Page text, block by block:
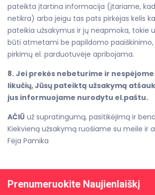
pateikta įtartina informacija (įtariame,
netikra) arba jeigu tas pats pirkėjas kelis
pateikia užsakymus ir jų neapmoka, tokie
būti atmetami be papildomo paaiškinimo,
pirkimų el. parduotuvėje apribojama.
8. Jei prekės nebeturime ir
likučių, Jūsų pateiktą užsakymą
jus informuojame nurodytu el.paštu.
AČIŪ už supratingumą, pasitikėjimą ir
Kiekvieną užsakymą ruošiame su meile ir
Fėja Pamika
Prenumeruokite Naujienlaiškį